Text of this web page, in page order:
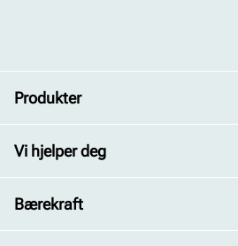
Produkter
Dame
Herre
Barn
Vi hjelper deg
Avdelinger
Kontakt oss
Bærekraft